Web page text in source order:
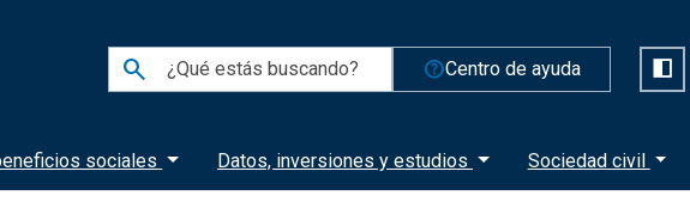
search help_outlineCentro de ayuda
sociales Datos, inversiones y estudios Sociedad civil